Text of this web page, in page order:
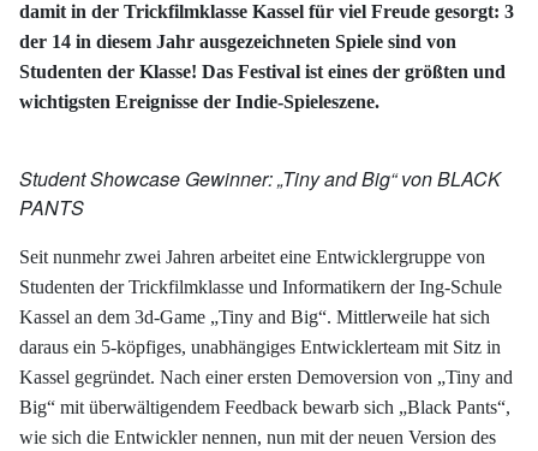
damit in der Trickfilmklasse Kassel für viel Freude gesorgt: 3
der 14 in diesem Jahr ausgezeichneten Spiele sind von
Studenten der Klasse! Das Festival ist eines der größten und
wichtigsten Ereignisse der Indie-Spieleszene.
Student Showcase Gewinner: „Tiny and Big“ von BLACK
PANTS
Seit nunmehr zwei Jahren arbeitet eine Entwicklergruppe von
Studenten der Trickfilmklasse und Informatikern der Ing-Schule
Kassel an dem 3d-Game „Tiny and Big“. Mittlerweile hat sich
daraus ein 5-köpfiges, unabhängiges Entwicklerteam mit Sitz in
Kassel gegründet. Nach einer ersten Demoversion von „Tiny and
Big“ mit überwältigendem Feedback bewarb sich „Black Pants“,
wie sich die Entwickler nennen, nun mit der neuen Version des